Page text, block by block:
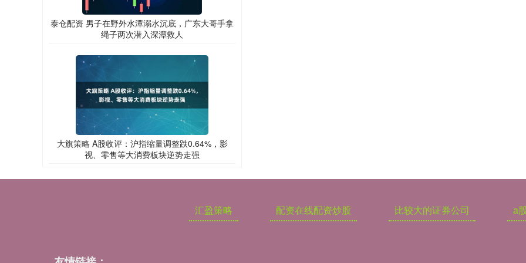
泰仓配资 男子在野外水潭溺水沉底，广东大哥手拿
绳子两次潜入深潭救人
大旗策略 A股收评：沪指缩量调整跌0.64%，影
视、零售等大消费板块逆势走强
汇盈策略 配资在线配资炒股 比较大的证券公司 a